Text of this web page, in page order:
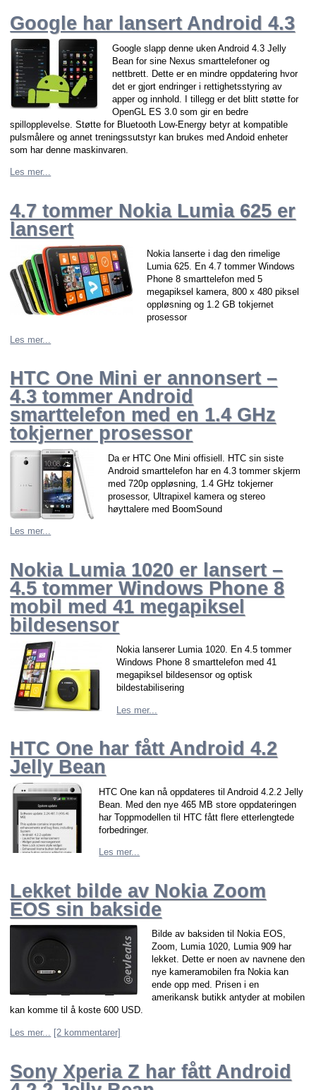
Google har lansert Android 4.3
Google slapp denne uken Android 4.3 Jelly
Bean for sine Nexus smarttelefoner og
nettbrett. Dette er en mindre oppdatering hvor
det er gjort endringer i rettighetsstyring av
apper og innhold. I tillegg er det blitt støtte for
OpenGL ES 3.0 som gir en bedre
spillopplevelse. Støtte for Bluetooth Low-Energy betyr at kompatible
pulsmålere og annet treningssutstyr kan brukes med Andoid enheter
som har denne maskinvaren.
Les mer...
4.7 tommer Nokia Lumia 625 er
lansert
Nokia lanserte i dag den rimelige
Lumia 625. En 4.7 tommer Windows
Phone 8 smarttelefon med 5
megapiksel kamera, 800 x 480 piksel
oppløsning og 1.2 GB tokjernet
prosessor
Les mer...
HTC One Mini er annonsert –
4.3 tommer Android
smarttelefon med en 1.4 GHz
tokjerner prosessor
Da er HTC One Mini offisiell. HTC sin siste
Android smarttelefon har en 4.3 tommer skjerm
med 720p oppløsning, 1.4 GHz tokjerner
prosessor, Ultrapixel kamera og stereo
høyttalere med BoomSound
Les mer...
Nokia Lumia 1020 er lansert –
4.5 tommer Windows Phone 8
mobil med 41 megapiksel
bildesensor
Nokia lanserer Lumia 1020. En 4.5 tommer
Windows Phone 8 smarttelefon med 41
megapiksel bildesensor og optisk
bildestabilisering
Les mer...
HTC One har fått Android 4.2
Jelly Bean
HTC One kan nå oppdateres til Android 4.2.2 Jelly
Bean. Med den nye 465 MB store oppdateringen
har Toppmodellen til HTC fått flere etterlengtede
forbedringer.
Les mer...
Lekket bilde av Nokia Zoom
EOS sin bakside
Bilde av baksiden til Nokia EOS,
Zoom, Lumia 1020, Lumia 909 har
lekket. Dette er noen av navnene den
nye kameramobilen fra Nokia kan
ende opp med. Prisen i en
amerikansk butikk antyder at mobilen
kan komme til å koste 600 USD.
Les mer... [2 kommentarer]
Sony Xperia Z har fått Android